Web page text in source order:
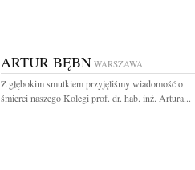
ARTUR BĘBN WARSZAWA
Z głębokim smutkiem przyjęliśmy wiadomość o
śmierci naszego Kolegi prof. dr. hab. inż. Artura...